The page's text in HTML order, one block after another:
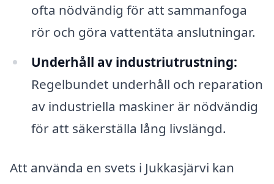
ofta nödvändig för att sammanfoga
rör och göra vattentäta anslutningar.
Underhåll av industriutrustning:
Regelbundet underhåll och reparation
av industriella maskiner är nödvändig
för att säkerställa lång livslängd.
Att använda en svets i Jukkasjärvi kan